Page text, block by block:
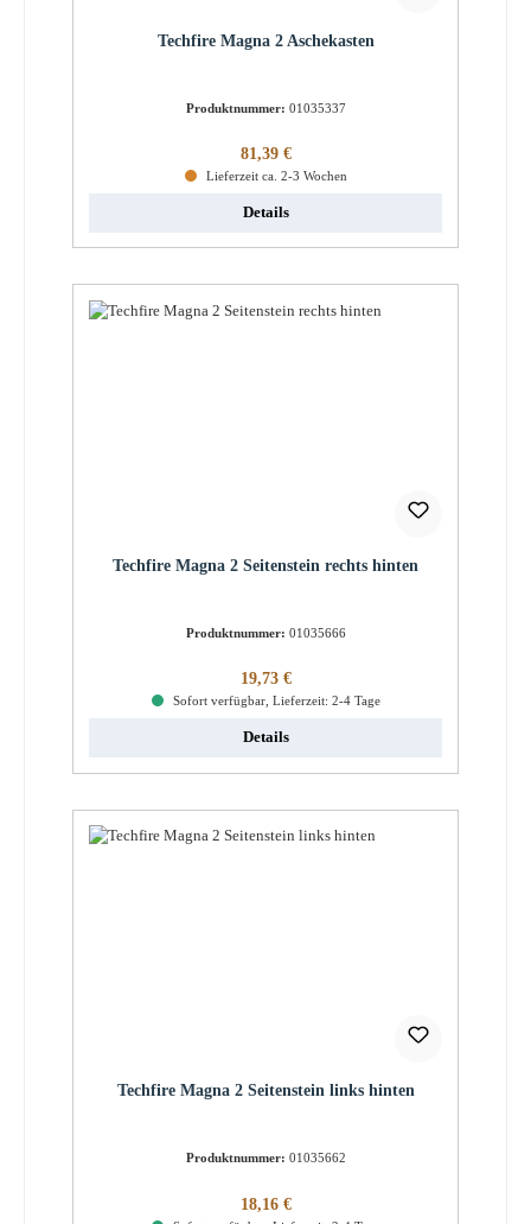
Techfire Magna 2 Aschekasten
Produktnummer: 01035337
Regulärer Preis:
81,39 €
Lieferzeit ca. 2-3 Wochen
Details
Techfire Magna 2 Seitenstein rechts hinten
Produktnummer: 01035666
Regulärer Preis:
19,73 €
Sofort verfügbar, Lieferzeit: 2-4 Tage
Details
Techfire Magna 2 Seitenstein links hinten
Produktnummer: 01035662
Regulärer Preis:
18,16 €